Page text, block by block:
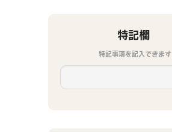
特記欄
特記事項を記入できます